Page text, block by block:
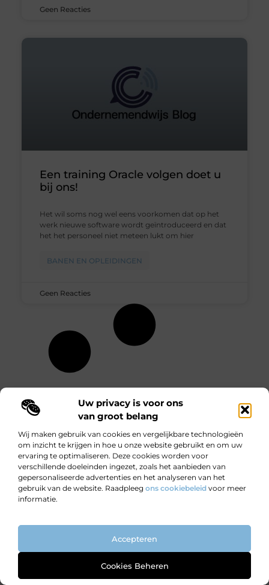
Uw privacy is voor ons
van groot belang
Wij maken gebruik van cookies en vergelijkbare technologieën
om inzicht te krijgen in hoe u onze website gebruikt en om uw
ervaring te optimaliseren. Deze cookies worden voor
verschillende doeleinden ingezet, zoals het aanbieden van
gepersonaliseerde advertenties en het analyseren van het
gebruik van de website. Raadpleeg ons cookiebeleid voor meer
informatie.
Accepteren
Cookies Beheren
RECENTE BERICHTEN
Snel verkopen zonder concessies te doen
Grote partytent huren in Hilversum met verlichting en
Geen Reacties
Een training Oracle volgen doet u
bij ons!
Het wil soms nog wel eens voorkomen dat op het
werk nieuwe software wordt geïntroduceerd en dat
het het personeel niet meteen lukt om hier
BANEN EN OPLEIDINGEN
Geen Reacties